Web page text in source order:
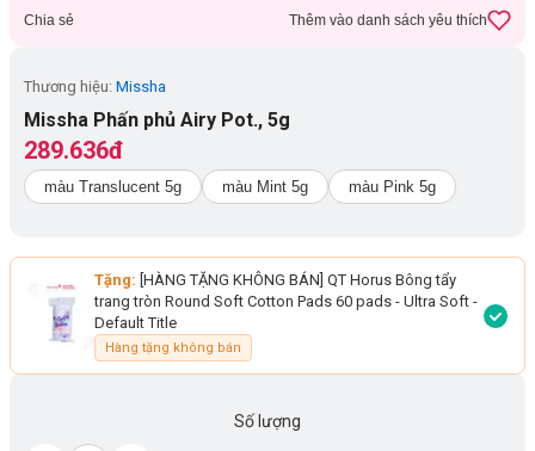
Chia sẻ Thêm vào danh sách yêu thích
Thương hiệu: Missha
Missha Phấn phủ Airy Pot., 5g
289.636đ
màu Translucent 5g màu Mint 5g màu Pink 5g
Tặng: [HÀNG TẶNG KHÔNG BÁN] QT Horus Bông tẩy
trang tròn Round Soft Cotton Pads 60 pads - Ultra Soft -
Default Title
Hàng tặng không bán
Số lượng